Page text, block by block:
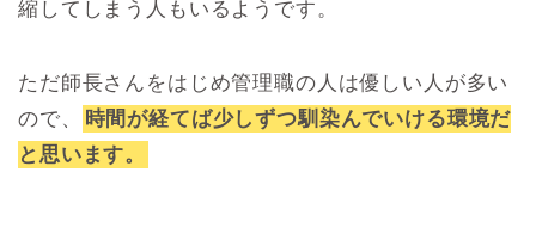
縮してしまう人もいるようです。
ただ師長さんをはじめ管理職の人は優しい人が多い
ので、
時間が経てば少しずつ馴染んでいける環境だ
と思います。